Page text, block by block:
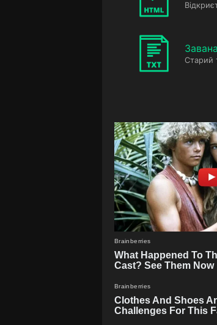
Старий